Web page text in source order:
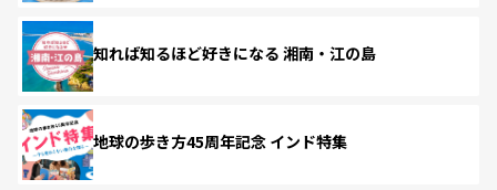
知れば知るほど好きになる 湘南・江の島
地球の歩き方45周年記念 インド特集